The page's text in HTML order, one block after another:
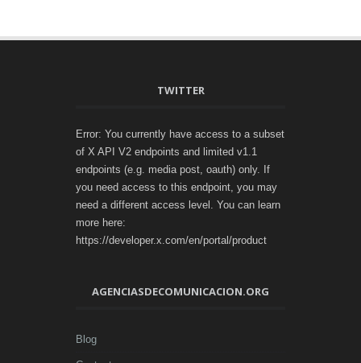
TWITTER
Error: You currently have access to a subset
of X API V2 endpoints and limited v1.1
endpoints (e.g. media post, oauth) only. If
you need access to this endpoint, you may
need a different access level. You can learn
more here:
https://developer.x.com/en/portal/product
AGENCIASDECOMUNICACION.ORG
Blog